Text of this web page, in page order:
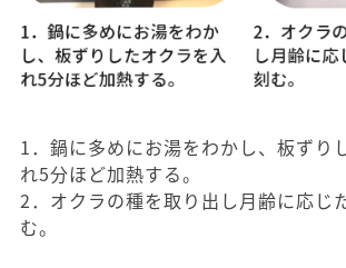
1．鍋に多めにお湯をわかし、板ずり
れ5分ほど加熱する。
2．オクラの種を取り出し月齢に応じ
む。